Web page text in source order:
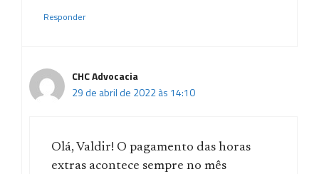
Responder
CHC Advocacia
29 de abril de 2022 às 14:10
Olá, Valdir! O pagamento das horas
extras acontece sempre no mês